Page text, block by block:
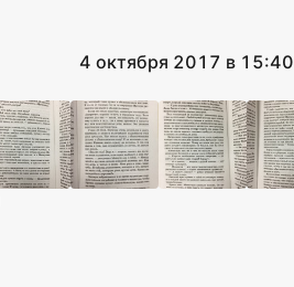
4 октября 2017 в 15:40